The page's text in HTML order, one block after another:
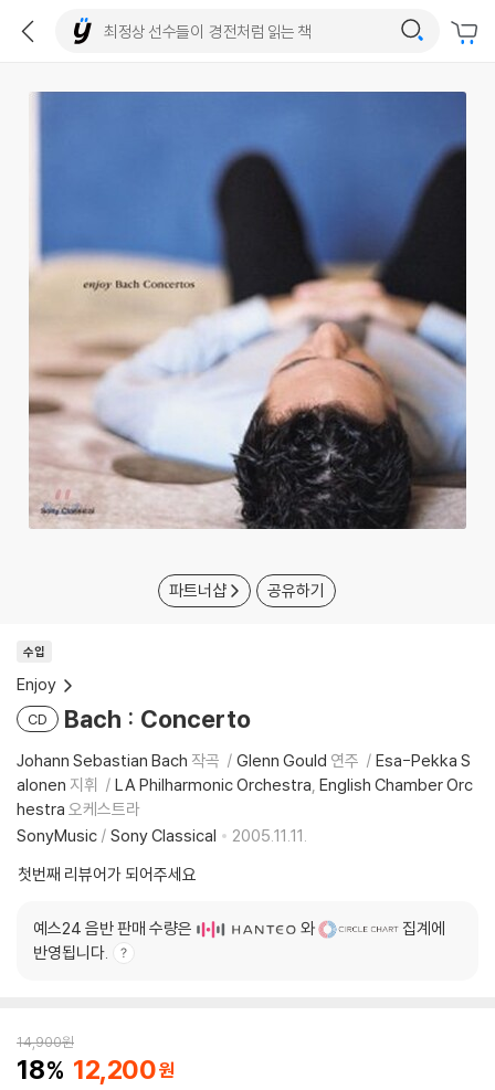
파트너샵 공유하기
수입
Enjoy
CD Bach : Concerto
Johann Sebastian Bach 작곡 Glenn Gould 연주
Esa-Pekka S
alonen 지휘 LA Philharmonic Orchestra English Chamber Orc
hestra 오케스트라
SonyMusic / Sony Classical
2005.11.11.
첫번째 리뷰어가 되어주세요
예스24 음반 판매 수량은 와
집계에
반영됩니다.
14,900원
18 12,200